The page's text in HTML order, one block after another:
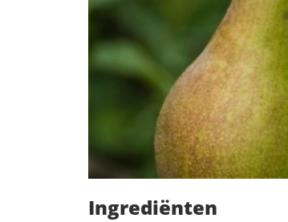
Ingrediënten